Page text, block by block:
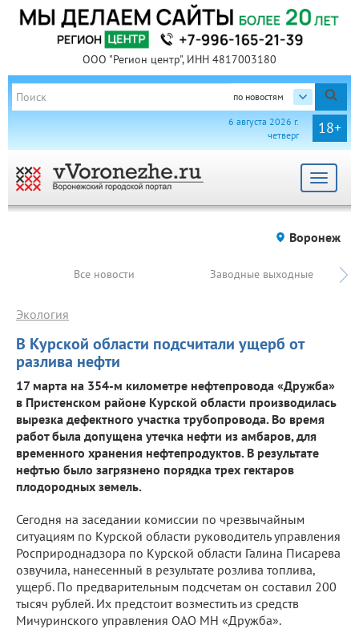
ООО "Регион центр", ИНН 4817003180
по новостям
18+
6 августа 2026 г.
четверг
Toggle
Воронеж
Все новости Заводные выходные
В Курской области подсчитали ущерб от
разлива нефти
Экология
17 марта на 354-м километре нефтепровода «Дружба»
в Пристенском районе Курской области производилась
вырезка дефектного участка трубопровода. Во время
работ была допущена утечка нефти из амбаров, для
временного хранения нефтепродуктов. В результате
нефтью было загрязнено порядка трех гектаров
плодородных земель.
Сегодня на заседании комиссии по чрезвычайным
ситуациям по Курской области руководитель управления
Росприроднадзора по Курской области Галина Писарева
озвучила, нанесенный в результате розлива топлива,
ущерб. По предварительным подсчетам он составил 200
тысяч рублей. Их предстоит возместить из средств
Мичуринского управления ОАО МН «Дружба».